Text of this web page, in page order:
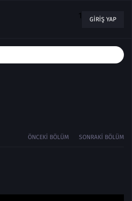
1 GIRIŞ YAP
ÖNCEKI BÖLÜM SONRAKI BÖLÜM